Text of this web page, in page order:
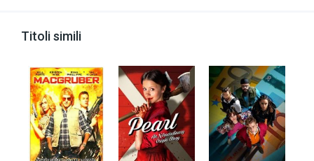
Titoli simili